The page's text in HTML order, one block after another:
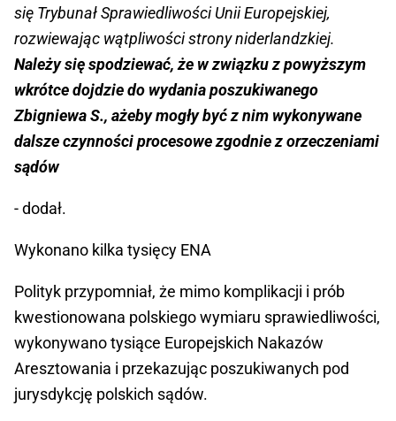
się Trybunał Sprawiedliwości Unii Europejskiej,
rozwiewając wątpliwości strony niderlandzkiej.
Należy się spodziewać, że w związku z powyższym
wkrótce dojdzie do wydania poszukiwanego
Zbigniewa S., ażeby mogły być z nim wykonywane
dalsze czynności procesowe zgodnie z orzeczeniami
sądów
- dodał.
Wykonano kilka tysięcy ENA
Polityk przypomniał, że mimo komplikacji i prób
kwestionowana polskiego wymiaru sprawiedliwości,
wykonywano tysiące Europejskich Nakazów
Aresztowania i przekazując poszukiwanych pod
jurysdykcję polskich sądów.